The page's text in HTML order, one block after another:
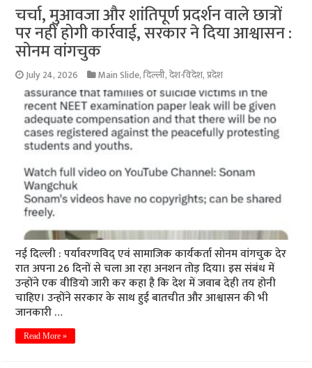
चर्चा, मुआवजा और शांतिपूर्ण प्रदर्शन वाले छात्रों
पर नहीं होगी कार्रवाई, सरकार ने दिया आश्वासन :
सोनम वांगचुक
July 24, 2026 Main Slide,दिल्ली,देश-विदेश,प्रदेश
नई दिल्ली : पर्यावरणविद् एवं सामाजिक कार्यकर्ता सोनम वांगचुक देर
रात अपना 26 दिनों से चला आ रहा अनशन तोड़ दिया। इस संबंध में
उन्होंने एक वीडियो जारी कर कहा है कि देश में जवाब देही तय होनी
चाहिए। उन्होंने सरकार के साथ हुई बातचीत और आश्वासन की भी
जानकारी …
Read More »